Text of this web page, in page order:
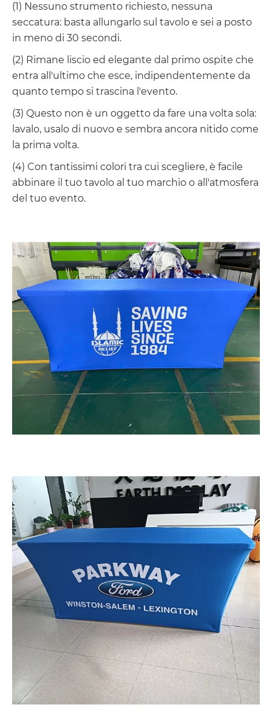
(1) Nessuno strumento richiesto, nessuna
seccatura: basta allungarlo sul tavolo e sei a posto
in meno di 30 secondi.
(2) Rimane liscio ed elegante dal primo ospite che
entra all'ultimo che esce, indipendentemente da
quanto tempo si trascina l'evento.
(3) Questo non è un oggetto da fare una volta sola:
lavalo, usalo di nuovo e sembra ancora nitido come
la prima volta.
(4) Con tantissimi colori tra cui scegliere, è facile
abbinare il tuo tavolo al tuo marchio o all'atmosfera
del tuo evento.